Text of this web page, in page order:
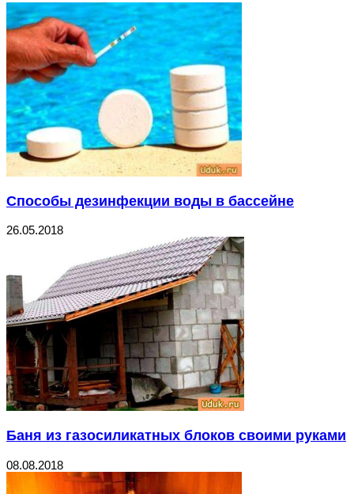
Способы дезинфекции воды в бассейне
26.05.2018
Баня из газосиликатных блоков своими руками
08.08.2018